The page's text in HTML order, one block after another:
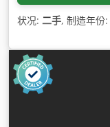
状况: 二手, 制造年份: